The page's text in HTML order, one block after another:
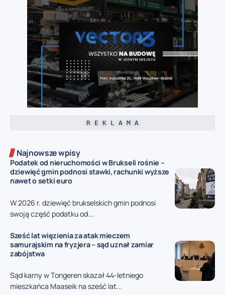
R E K L A M A
Najnowsze wpisy
Podatek od nieruchomości w Brukseli rośnie –
dziewięć gmin podnosi stawki, rachunki wyższe
nawet o setki euro
W 2026 r. dziewięć brukselskich gmin podnosi
swoją część podatku od...
Sześć lat więzienia za atak mieczem
samurajskim na fryzjera – sąd uznał zamiar
zabójstwa
Sąd karny w Tongeren skazał 44-letniego
mieszkańca Maaseik na sześć lat...